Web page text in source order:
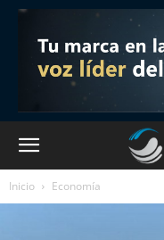
Inicio Economía